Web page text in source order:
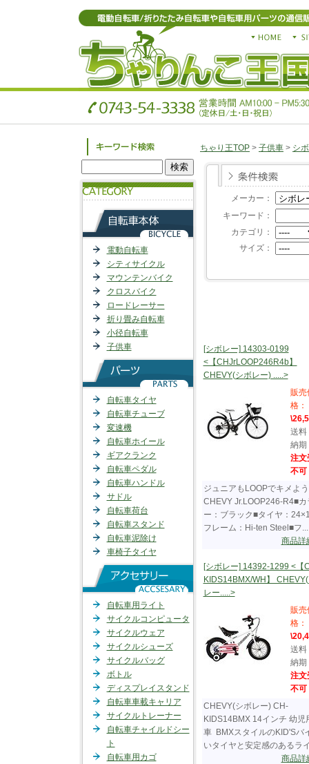
電動自転車
シティサイクル
マウンテンバイク
クロスバイク
ロードレーサー
折り畳み自転車
小径自転車
子供車
自転車タイヤ
自転車チューブ
変速機
自転車ホイール
ギアクランク
自転車ペダル
自転車ハンドル
サドル
自転車荷台
自転車スタンド
自転車泥除け
車椅子タイヤ
自転車用ライト
サイクルコンピュータ
サイクルウェア
サイクルシューズ
サイクルバッグ
ボトル
ディスプレイスタンド
自転車車載キャリア
サイクルトレーナー
自転車チャイルドシー
ト
自転車用カゴ
ちゃり王TOP > 子供車 > シ
メーカー：
キーワード：
カテゴリ：
サイズ：
[シボレー] 14303-0199
<【CHJrLOOP246R4b】
CHEVY(シボレー) .....>
販売
格：
送料
納期
注文
不可
ジュニアもLOOPでキメよ
CHEVY Jr.LOOP246-R4■カ
ー：ブラック■タイヤ：
フレーム：Hi-ten Steel■フ
商品
[シボレー] 14392-1299 <【
KIDS14BMX/WH】
レー.....>
販売
格：
送料
納期
注文
不可
CHEVY(シボレー) CH-
KIDS14BMX 14インチ 幼児
車 BMXスタイルのKID'Sバ
いタイヤと安定感のあるラ
商品